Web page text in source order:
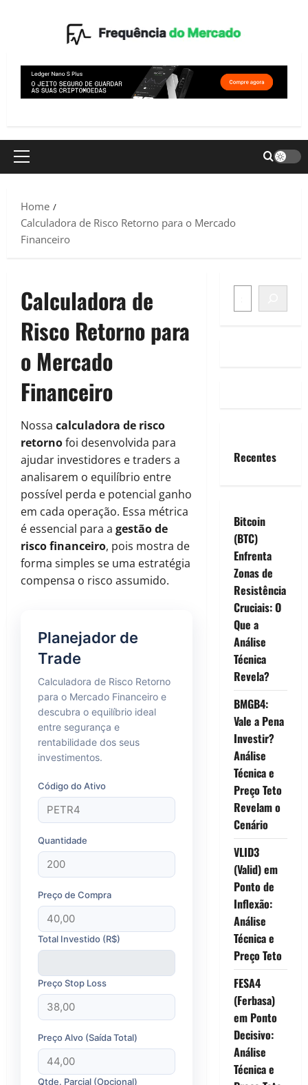
Primary
Home
Calculadora de Risco Retorno para o Mercado
Financeiro
Calculadora de
Risco Retorno para
o Mercado
Financeiro
Nossa calculadora de risco
retornofoi desenvolvida para
ajudar investidores e traders a
analisarem o equilíbrio entre
possível perda e potencial ganho
em cada operação. Essa métrica
é essencial para a gestão de
risco financeiro, pois mostra de
forma simples se uma estratégia
compensa o risco assumido.
Planejador de
Trade
Calculadora de Risco Retorno
para o Mercado Financeiro e
descubra o equilíbrio ideal
entre segurança e
rentabilidade dos seus
investimentos.
Código do Ativo
Quantidade
Preço de Compra
Total Investido (R$)
Preço Stop Loss
Preço Alvo (Saída Total)
Qtde. Parcial (Opcional)
Recentes
Bitcoin
(BTC)
Enfrenta
Zonas de
Resistência
Cruciais: O
Que a
Análise
Técnica
Revela?
BMGB4:
Vale a Pena
Investir?
Análise
Técnica e
Preço Teto
Revelam o
Cenário
VLID3
(Valid) em
Ponto de
Inflexão:
Análise
Técnica e
Preço Teto
FESA4
(Ferbasa)
em Ponto
Decisivo:
Análise
Técnica e